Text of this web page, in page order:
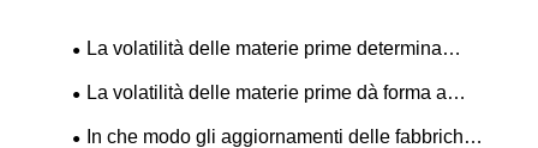
La volatilità delle materie prime determina
l’adeguamento della catena di fornitura per i
La volatilità delle materie prime dà forma a
nuovi modelli per la produzione di nastri adesivi
In che modo gli aggiornamenti delle fabbriche